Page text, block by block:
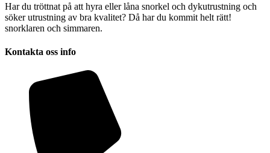
Har du tröttnat på att hyra eller låna snorkel och dykutrustning och
söker utrustning av bra kvalitet? Då har du kommit helt rätt!
snorklaren och simmaren.
Kontakta oss info